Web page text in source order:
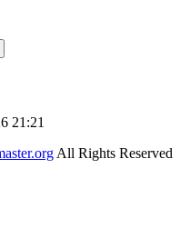
21:21
All Rights Reserved